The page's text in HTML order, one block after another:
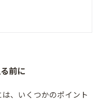
前に
、いくつかのポイント